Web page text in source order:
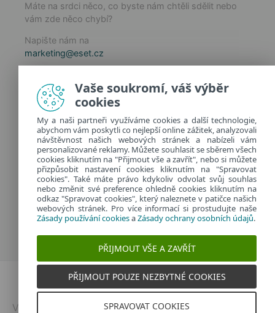
Máte na srdci něco, co byste nám chtěli sdělit nebo
vám zde něco chybí?
Napište nám na
marketing@eset.cz
Zásady ochrany osobních údajů
Spravovat cookies
Provozuje:
ESET software spol. s r.o.
Classic 7 Business Park, Jankovcova 1037/49
170 00 Praha 7, Česká republika
IČ: 26467593
Dvojklik.cz
Vytvořeno v | © 2026 | Všechna práva
Vaše soukromí, váš výběr
cookies
My a naši partneři využíváme cookies a další technologie,
abychom vám poskytli co nejlepší online zážitek, analyzovali
návštěvnost našich webových stránek a nabízeli vám
personalizované reklamy. Můžete souhlasit se sběrem všech
cookies kliknutím na "Přijmout vše a zavřít", nebo si můžete
přizpůsobit nastavení cookies kliknutím na "Spravovat
cookies". Také máte právo kdykoliv odvolat svůj souhlas
nebo změnit své preference ohledně cookies kliknutím na
odkaz "Spravovat cookies", který naleznete v patičce našich
webových stránek. Pro více informací si prostudujte naše
Zásady používání cookiesaZásady ochrany osobních údajů.
PŘIJMOUT VŠE A ZAVŘÍT
PŘIJMOUT POUZE NEZBYTNÉ COOKIES
SPRAVOVAT COOKIES